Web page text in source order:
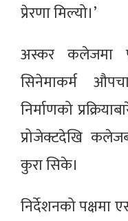
प्रेरणा मिल्यो।’
अस्कर कलेजमा
सिनेमाकर्म
निर्माणको
प्रोजेक्टदेखि
कुरा सिके।
निर्देशनको